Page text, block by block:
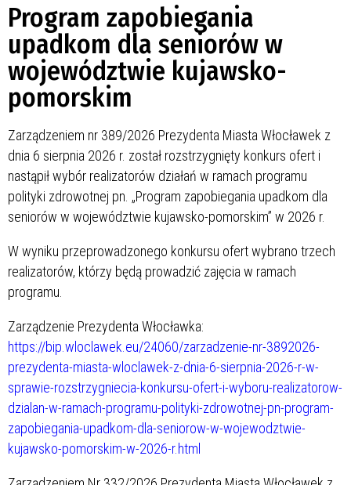
Program zapobiegania
upadkom dla seniorów w
województwie kujawsko-
pomorskim
Zarządzeniem nr 389/2026 Prezydenta Miasta Włocławek z
dnia 6 sierpnia 2026 r. został rozstrzygnięty konkurs ofert i
nastąpił wybór realizatorów działań w ramach programu
polityki zdrowotnej pn. „Program zapobiegania upadkom dla
seniorów w województwie kujawsko-pomorskim” w 2026 r.
W wyniku przeprowadzonego konkursu ofert wybrano trzech
realizatorów, którzy będą prowadzić zajęcia w ramach
programu.
Zarządzenie Prezydenta Włocławka:
https://bip.wloclawek.eu/24060/zarzadzenie-nr-3892026-
prezydenta-miasta-wloclawek-z-dnia-6-sierpnia-2026-r-w-
sprawie-rozstrzygniecia-konkursu-ofert-i-wyboru-realizatorow-
dzialan-w-ramach-programu-polityki-zdrowotnej-pn-program-
zapobiegania-upadkom-dla-seniorow-w-wojewodztwie-
kujawsko-pomorskim-w-2026-r.html